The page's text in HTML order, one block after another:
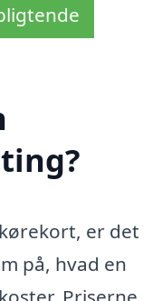
er det
på, hvad en